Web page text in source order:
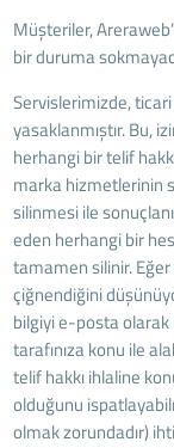
Müşteriler,
bir duruma
Servislerimizde,
yasaklanmıştır. Bu,
herhangi bir telif
marka hizmetlerinin
silinmesi ile
eden herhangi bir
tamamen silinir. Eğer
çiğnendiğini
bilgiyi e-posta olarak
tarafınıza konu ile
telif hakkı ihlaline
olduğunu
olmak zorundadır)